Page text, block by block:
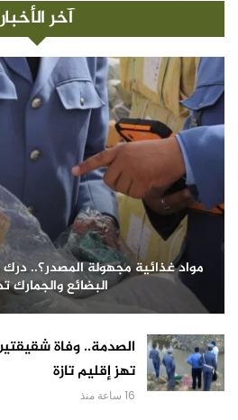
آخر الأخبار
مواد غذائية مجهولة المصدر؟..
البضائع والجمارك
الصدمة.. وفاة
تهز إقليم تازة
16 ساعة منذ